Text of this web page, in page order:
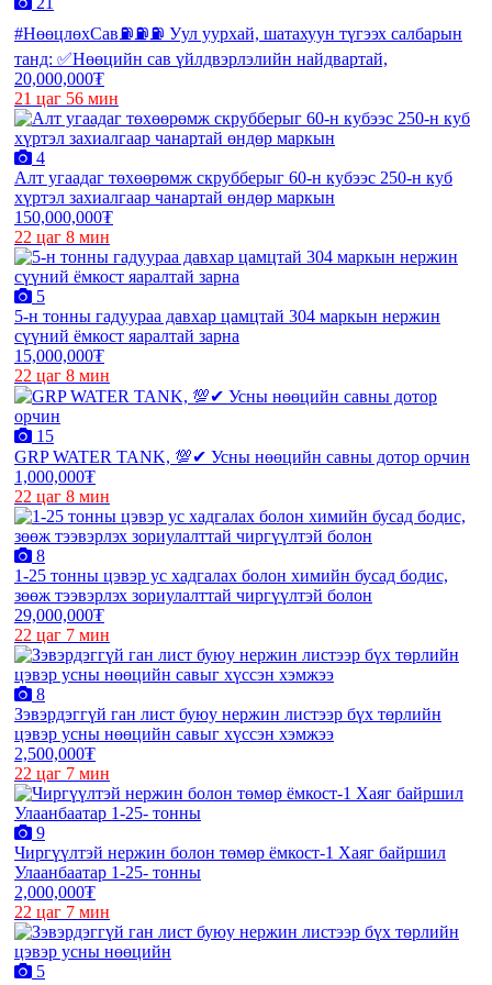
#НөөцлөхСав⛽️⛽️⛽️ Уул уурхай, шатахуун түгээх салбарын
танд: ✅Нөөцийн сав үйлдвэрлэлийн найдвартай,
20,000,000₮
21 цаг 56 мин
4
Алт угаадаг төхөөрөмж скрубберыг 60-н кубээс 250-н куб
хүртэл захиалгаар чанартай өндөр маркын
150,000,000₮
22 цаг 8 мин
5
5-н тонны гадуураа давхар цамцтай 304 маркын нержин
сүүний ёмкост яаралтай зарна
15,000,000₮
22 цаг 8 мин
15
GRP WATER TANK, 💯✔ Усны нөөцийн савны дотор орчин
1,000,000₮
22 цаг 8 мин
8
1-25 тонны цэвэр ус хадгалах болон химийн бусад бодис,
зөөж тээвэрлэх зориулалттай чиргүүлтэй болон
29,000,000₮
22 цаг 7 мин
8
Зэвэрдэггүй ган лист буюу нержин листээр бүх төрлийн
цэвэр усны нөөцийн савыг хүссэн хэмжээ
2,500,000₮
22 цаг 7 мин
9
Чиргүүлтэй нержин болон төмөр ёмкост-1 Хаяг байршил
Улаанбаатар 1-25- тонны
2,000,000₮
22 цаг 7 мин
5